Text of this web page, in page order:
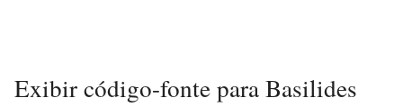
Exibir código-fonte para Basilides